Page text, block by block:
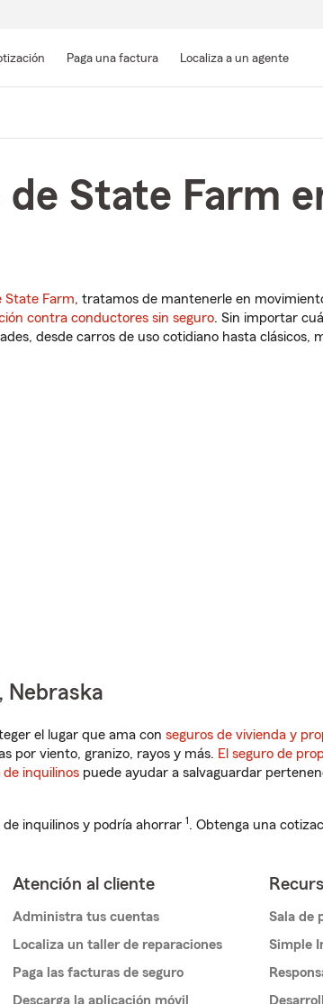
contenido
Paga una factura Localiza a un agente
State Farm
State Farm, tratamos de mantenerle en
contra conductores sin seguro. Sin importar
desde carros de uso cotidiano hasta clásicos,
Nebraska
el lugar que ama con seguros de vivienda y
por viento, granizo, rayos y más. El seguro de
de inquilinos puede ayudar a salvaguardar
inquilinos y podría ahorrar 1. Obtenga una
Atención al cliente
Administra tus cuentas
Localiza un taller de reparaciones
Paga las facturas de seguro
Descarga la aplicación móvil
Sala de
Simple